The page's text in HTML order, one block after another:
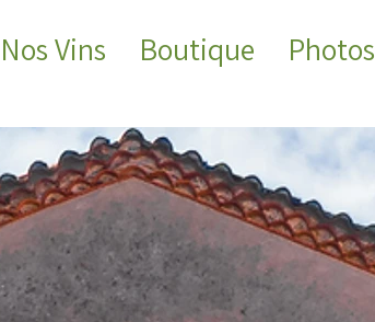
Nos Vins Boutique Photos